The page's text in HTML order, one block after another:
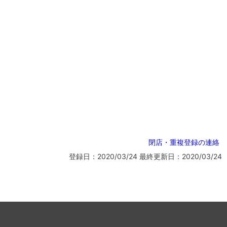
閉店・重複登録の連絡
登録日：2020/03/24 最終更新日：2020/03/24